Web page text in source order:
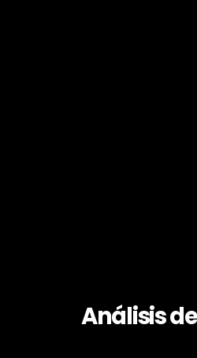
Análisis